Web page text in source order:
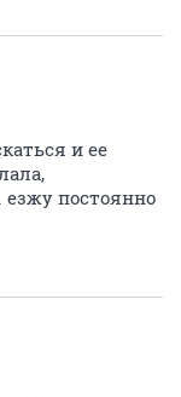
и ее
езжу постоянно